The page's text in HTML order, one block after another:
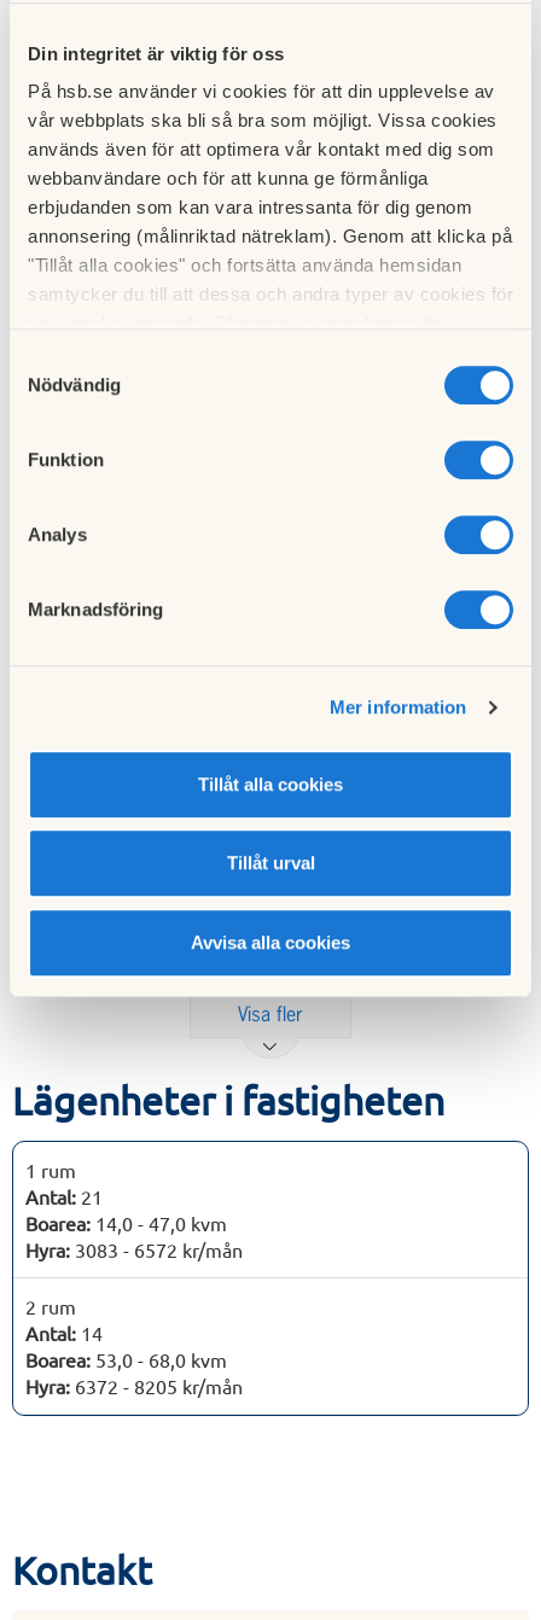
Din integritet är viktig för oss
På hsb.se använder vi cookies för att din upplevelse av
vår webbplats ska bli så bra som möjligt. Vissa cookies
används även för att optimera vår kontakt med dig som
webbanvändare och för att kunna ge förmånliga
erbjudanden som kan vara intressanta för dig genom
annonsering (målinriktad nätreklam). Genom att klicka på
"Tillåt alla cookies" och fortsätta använda hemsidan
samtycker du till att dessa och andra typer av cookies för
cookies och välja att endast tillåta ett urval.
Nödvändig
Funktion
Analys
Marknadsföring
Mer information
Tillåt alla cookies
Tillåt urval
Avvisa alla cookies
Rum:2
Förmedling:
175bosparpoäng
Användning:Tillsvidare
Inflyttning:2026-06-01
Adress:Falsterbogatan
Rum:2
Användning:
Rum:1
Adress:Kristianstadsgatan
Förmedling:
179bosparpoäng
Visa fler
Lägenheter i fastigheten
1 rum
Antal: 21
Boarea: 14,0 - 47,0 kvm
Hyra: 3083 - 6572 kr/mån
2 rum
Antal: 14
Boarea: 53,0 - 68,0 kvm
Hyra: 6372 - 8205 kr/mån
Kontakt